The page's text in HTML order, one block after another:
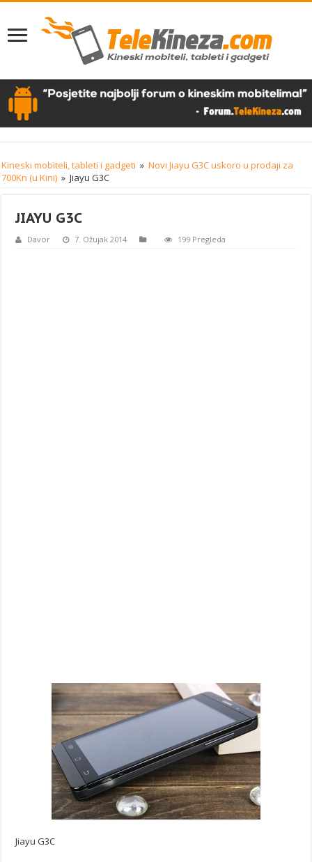
Kineski mobiteli, tableti i gadgeti » Novi Jiayu G3C uskoro u prodaji za
700Kn (u Kini) » Jiayu G3C
JIAYU G3C
Davor 7. Ožujak 2014 199 Pregleda
Jiayu G3C